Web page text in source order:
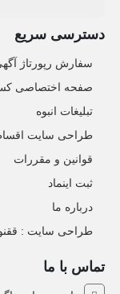
دسترسی سریع
سفارش رپورتاژ
صفحه اختصاصی
تبلیغات انبوه
طراحی سایت
قوانین و مقررات
ثبت اینماد
درباره ما
طراحی سایت :
تماس با ما